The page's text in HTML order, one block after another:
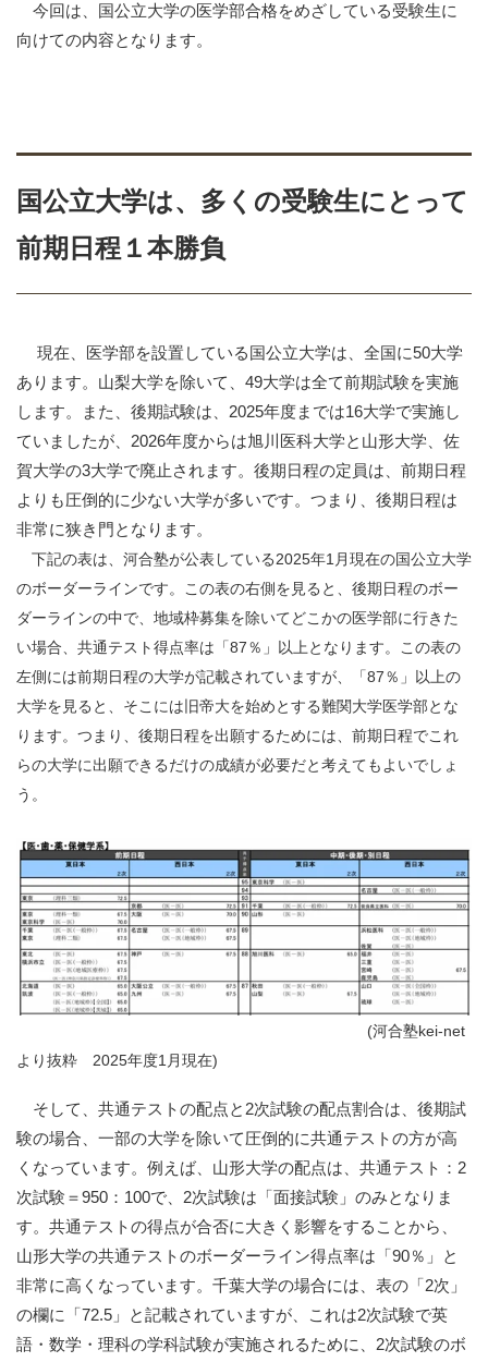
今回は、国公立大学の医学部合格をめざしている受験生に
向けての内容となります。
国公立大学は、多くの受験生にとって
前期日程１本勝負
現在、医学部を設置している国公立大学は、全国に50大学
あります。山梨大学を除いて、 49大学は全て前期試験を実施
します。また、後期試験は、 2025年度までは16大学で実施し
ていましたが、 2026年度からは旭川医科大学と山形大学、佐
賀大学の3大学で廃止されます。後期日程の定員は、前期日程
よりも圧倒的に少ない大学が多いです。つまり、後期日程は
非常に狭き門となります。
下記の表は、河合塾が公表している2025年1月現在の国公立大学
のボーダーラインです。この表の右側を見ると、後期日程のボー
ダーラインの中で、地域枠募集を除いてどこかの医学部に行きた
い場合、共通テスト得点率は「87％」以上となります。この表の
左側には前期日程の大学が記載されていますが、「87％」以上の
大学を見ると、そこには旧帝大を始めとする難関大学医学部とな
ります。つまり、後期日程を出願するためには、前期日程でこれ
らの大学に出願できるだけの成績が必要だと考えてもよいでしょ
う。
(河合塾kei-net
より抜粋 2025年度1月現在)
そして、共通テストの配点と2次試験の配点割合は、後期試
験の場合、一部の大学を除いて圧倒的に共通テストの方が高
くなっています。例えば、山形大学の配点は、共通テスト：2
次試験＝950 ： 100で、2次試験は「面接試験」のみとなりま
す。共通テストの得点が合否に大きく影響をすることから、
山形大学の共通テストのボーダーライン得点率は「90％」と
非常に高くなっています。千葉大学の場合には、表の「2次」
の欄に「72.5 」と記載されていますが、これは2次試験で英
語・数学・理科の学科試験が実施されるために、2次試験のボ